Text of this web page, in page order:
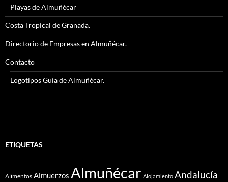
Playas de Almuñécar
Costa Tropical de Granada.
Directorio de Empresas en Almuñécar.
Contacto
Logotipos Guía de Almuñécar.
ETIQUETAS
Alimentos Almuerzos Almuñécar Alojamiento Andalucía